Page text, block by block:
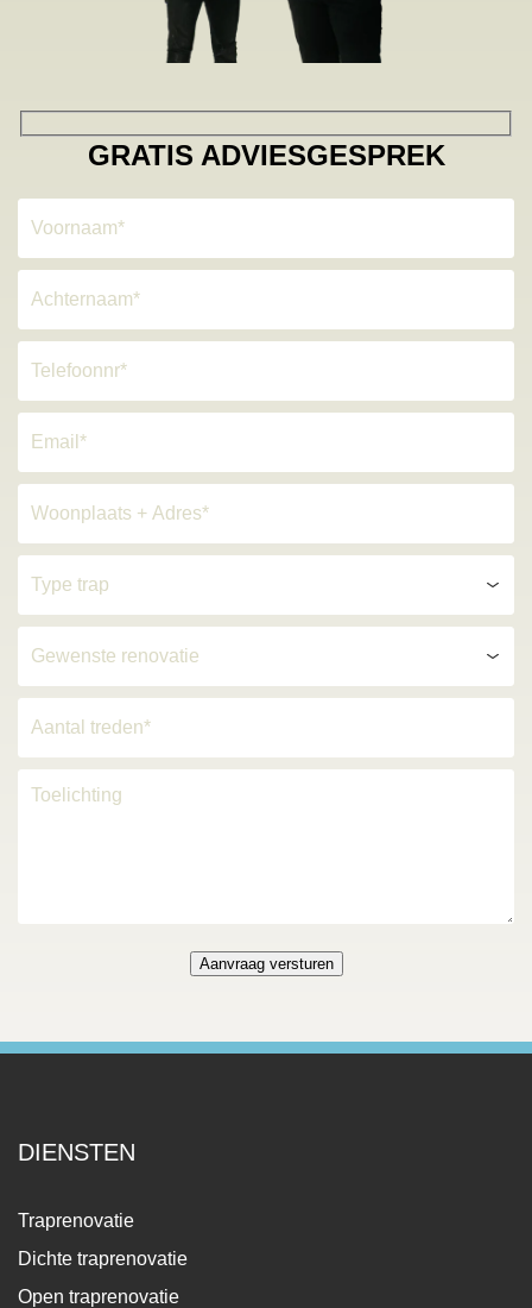
GRATIS ADVIESGESPREK
DIENSTEN
Traprenovatie
Dichte traprenovatie
Open traprenovatie